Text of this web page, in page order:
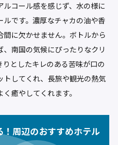
コール感を感じず、水の様に
です。濃厚なチャカの油や香
に欠かせません。ボトルから
南国の気候にぴったりなクリ
としたキレのある苦味が口の
トしてくれ、長旅や観光の熱気
癒やしてくれます。
周辺のおすすめホテル